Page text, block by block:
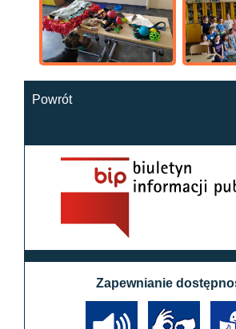
Powrót
Zapewnianie